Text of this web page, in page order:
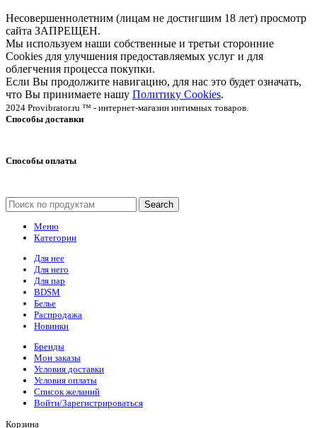
Несовершеннолетним (лицам не достигшим 18 лет) просмотр
сайта ЗАПРЕЩЕН.
Мы используем наши собственные и третьи сторонние
Cookies для улучшения предоставляемых услуг и для
облегчения процесса покупки.
Если Вы продолжите навигацию, для нас это будет означать,
что Вы принимаете нашу Политику Cookies.
2024 Provibrator.ru ™ - интернет-магазин интимных товаров.
Способы доставки
Способы оплаты
Search
Меню
Категории
Для нее
Для него
Для пар
BDSM
Белье
Распродажа
Новинки
Бренды
Мои заказы
Условия доставки
Условия оплаты
Список желаний
Войти/Зарегистрироваться
Корзина